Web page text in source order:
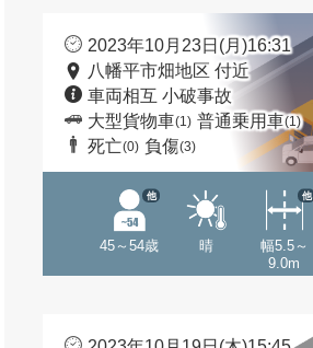
2023年10月23日(月)16:31
八幡平市畑地区 付近
車両相互 小破事故
大型貨物車(1) 普通乗用車(1)
死亡(0) 負傷(3)
45～54歳
他
晴
幅5.5～
9.0m
他